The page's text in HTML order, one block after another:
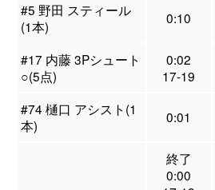
#5 野田 スティール
(1本)
0:10
#17 内藤 3Pシュート
○(5点)
0:02
17-19
#74 樋口 アシスト(1
本)
0:01
終了
0:00